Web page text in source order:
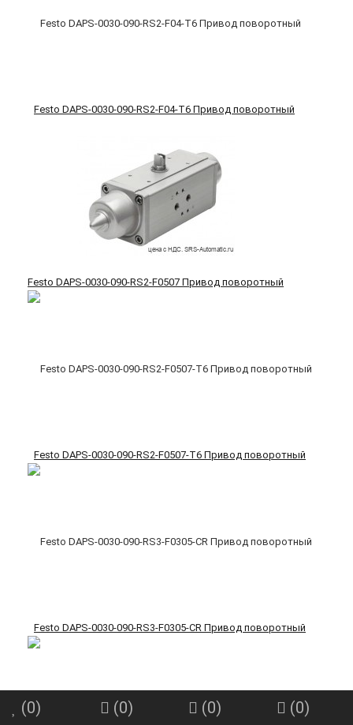
Festo DAPS-0030-090-RS2-F04-T6 Привод поворотный
Festo DAPS-0030-090-RS2-F0507 Привод поворотный
Festo DAPS-0030-090-RS2-F0507-T6 Привод поворотный
Festo DAPS-0030-090-RS3-F0305-CR Привод поворотный
(0) (0) (0) (0)